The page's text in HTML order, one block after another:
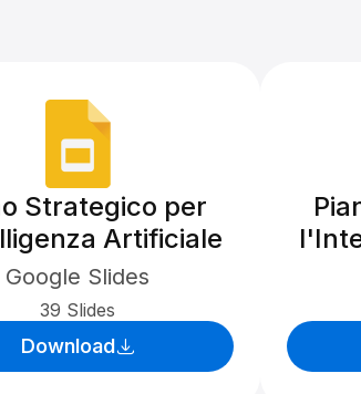
Strategico per
Artificiale
Google Slides
39 Slides
Download